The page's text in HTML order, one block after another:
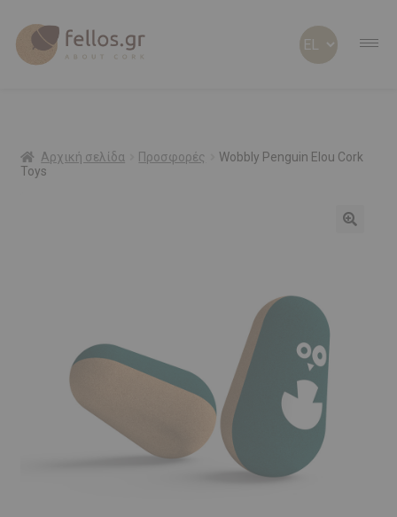
ABOUT US
Αρχική σελίδα Προσφορές
Wobbly Penguin Elou Cork
Toys